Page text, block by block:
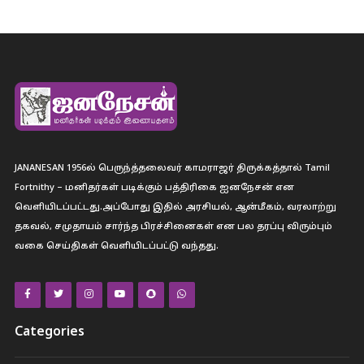
JANANESAN 1956ல் பெருந்த்தலைவர் காமராஜர் திருக்கத்தால் Tamil
Fortnithy – மனிதர்கள் படிக்கும் பத்திரிகை ஐனநேசன் என
வெளியிடப்பட்டது.அப்போது இதில் அரசியல், ஆன்மீகம், வரலாற்று
தகவல், சமுதாயம் சார்ந்த பிரச்சினைகள் என பல தரப்பு விரும்பும்
வகை செய்திகள் வெளியிடப்பட்டு வந்தது.
Categories